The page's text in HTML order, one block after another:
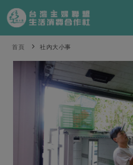
產品分類
當季蔬果
辛香料類
食譜料理
預購活動
把最好的台灣味帶回家！
綠主張
觀點文章
關於合作社
首頁 社內大小事